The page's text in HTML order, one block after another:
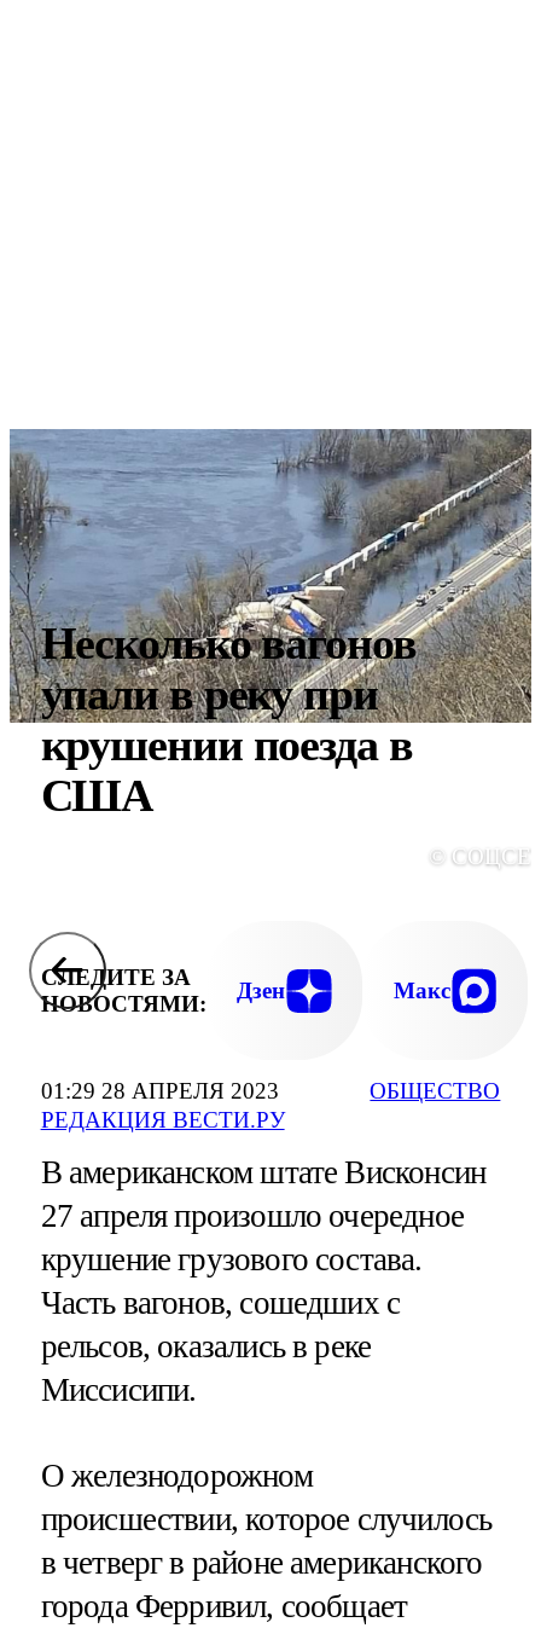
01:29 28 АПРЕЛЯ 2023
РЕДАКЦИЯ ВЕСТИ.РУ
ОБЩЕСТВО
Несколько вагонов
упали в реку при
крушении поезда в
США
©
СЛЕДИТЕ ЗА
НОВОСТЯМИ:
Дзен Макс
В американском штате Висконсин
27 апреля произошло очередное
крушение грузового состава.
Часть вагонов, сошедших с
рельсов, оказались в реке
Миссисипи.
О железнодорожном
происшествии, которое случилось
в четверг в районе американского
города Ферривил, сообщает